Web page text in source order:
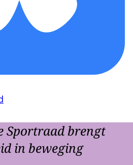
Sportraad brengt
in beweging